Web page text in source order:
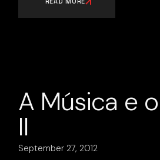
A Música e
II
September 27, 2012